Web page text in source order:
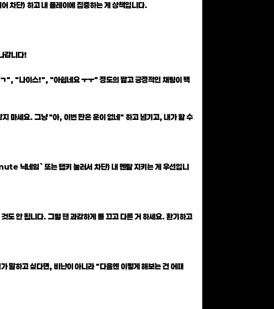
차단) 하고 내 플레이에 집중하는 게 상책입니다.
갑니다!
", "나이스!", "아쉽네요 ㅜㅜ" 정도의 짧고 긍정적인 채팅이 백
마세요. 그냥 "아, 이번 판은 운이 없네" 하고 넘기고, 내가 할 수
닉네임` 또는 탭키 눌러서 차단) 내 멘탈 지키는 게 우선입니
안 됩니다. 그럴 땐 과감하게 롤 끄고 다른 거 하세요. 환기하고
말하고 싶다면, 비난이 아니라 "다음엔 이렇게 해보는 건 어때